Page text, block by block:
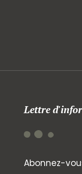
Lettre
Abonnez-